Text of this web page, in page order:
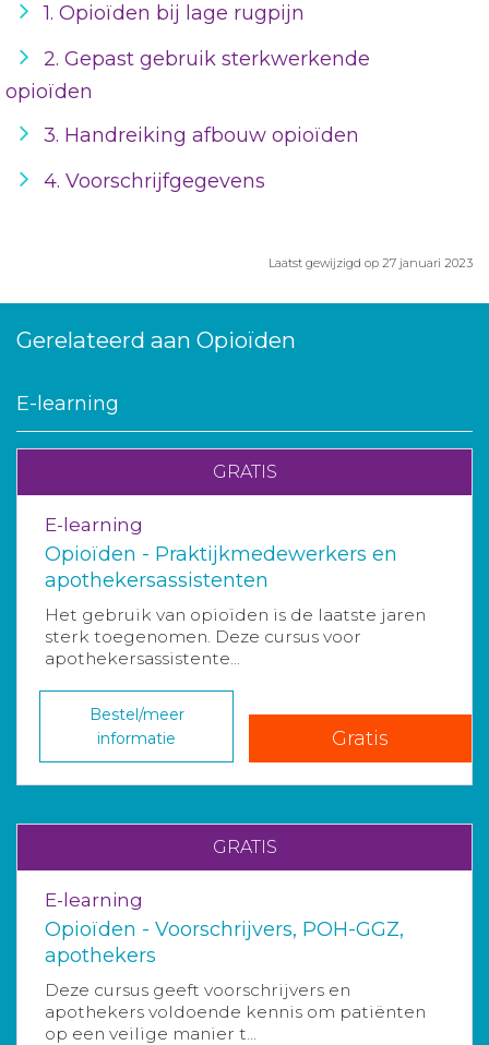
1. Opioïden bij lage rugpijn
2. Gepast gebruik sterkwerkende
opioïden
3. Handreiking afbouw opioïden
4. Voorschrijfgegevens
Laatst gewijzigd op 27 januari 2023
Gerelateerd aan Opioïden
E-learning
GRATIS
E-learning
Opioïden - Praktijkmedewerkers en
apothekersassistenten
Het gebruik van opioïden is de laatste jaren
sterk toegenomen. Deze cursus voor
apothekersassistente...
Bestel/meer
informatie
Gratis
GRATIS
E-learning
Opioïden - Voorschrijvers, POH-GGZ,
apothekers
Deze cursus geeft voorschrijvers en
apothekers voldoende kennis om patiënten
op een veilige manier t...